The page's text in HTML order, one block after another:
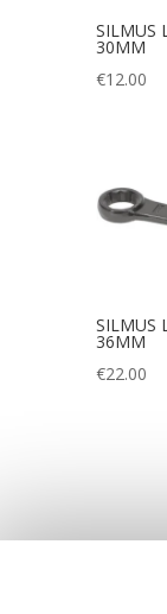
SILMUS
30MM
€12.00
SILMUS
36MM
€22.00